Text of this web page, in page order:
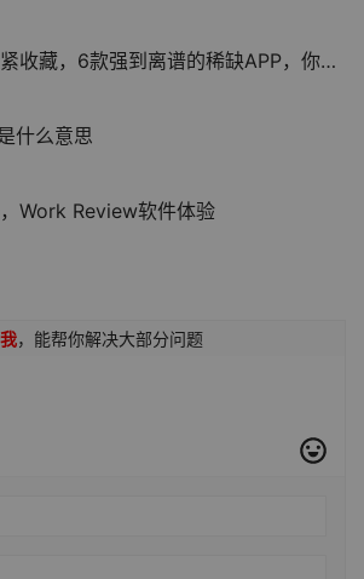
藏，6款强到离谱的稀缺APP，你玩过几个？
什么意思
Work Review软件体验
，能帮你解决大部分问题